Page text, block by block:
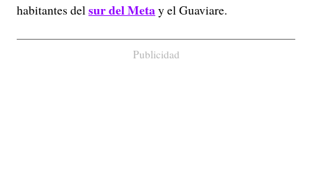
habitantes delsur del Metay el Guaviare.
Publicidad